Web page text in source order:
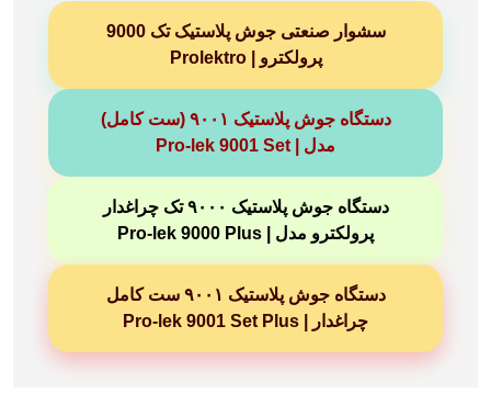
سشوار صنعتی جوش پلاستیک تک 9000
پرولکترو | Prolektro
دستگاه جوش پلاستیک ۹۰۰۱ (ست کامل)
مدل | Pro-lek 9001 Set
دستگاه جوش پلاستیک ۹۰۰۰ تک چراغدار
پرولکترو مدل | Pro-lek 9000 Plus
دستگاه جوش پلاستیک ۹۰۰۱ ست کامل
چراغدار | Pro-lek 9001 Set Plus